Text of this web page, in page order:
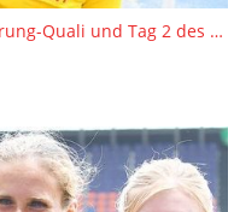
EM Rom Tag 5 | Weitsprung-Quali und Tag 2 des Zehnkampfs